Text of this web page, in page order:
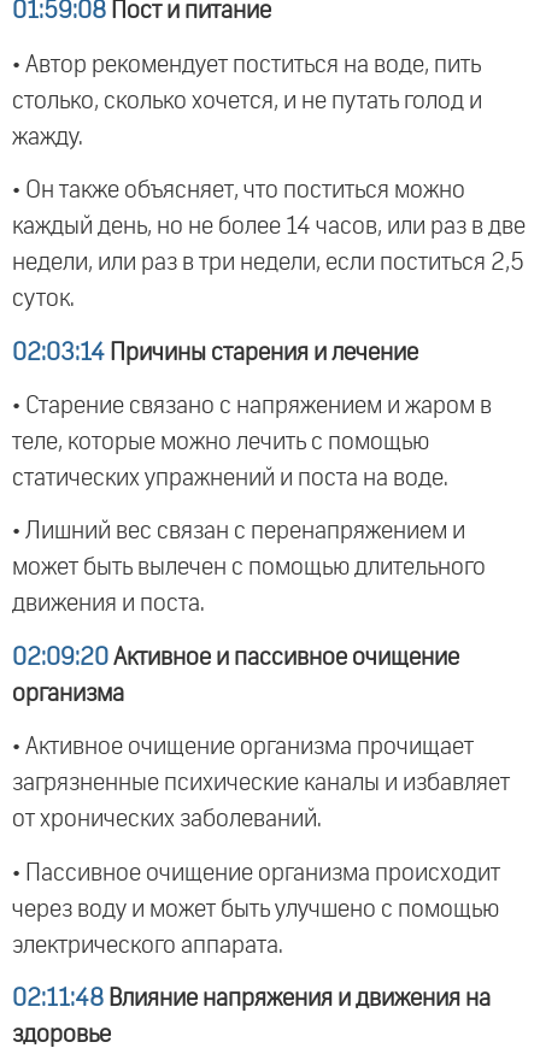
01:59:08 Пост и питание
• Автор рекомендует поститься на воде, пить
столько, сколько хочется, и не путать голод и
жажду.
• Он также объясняет, что поститься можно
каждый день, но не более 14 часов, или раз в две
недели, или раз в три недели, если поститься 2,5
суток.
02:03:14 Причины старения и лечение
• Старение связано с напряжением и жаром в
теле, которые можно лечить с помощью
статических упражнений и поста на воде.
• Лишний вес связан с перенапряжением и
может быть вылечен с помощью длительного
движения и поста.
02:09:20 Активное и пассивное очищение
организма
• Активное очищение организма прочищает
загрязненные психические каналы и избавляет
от хронических заболеваний.
• Пассивное очищение организма происходит
через воду и может быть улучшено с помощью
электрического аппарата.
02:11:48 Влияние напряжения и движения на
здоровье